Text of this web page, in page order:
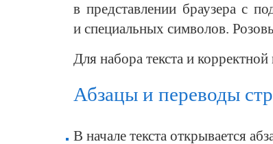
в представлениибраузерас
и специальных символов.
Для набора текста и
Абзацы и переводы
В начале текста открывается